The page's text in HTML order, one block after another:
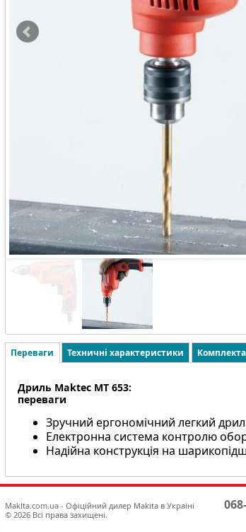
Переваги Техничні характеристики
Дриль Maktec MT 653:
переваги
Зручний ергономічний легкий
Електронна система контролю
Надійна конструкція на
Maklta.com.ua - Офіційний дилер Makita в Україні
© 2026 Всі права захищені.